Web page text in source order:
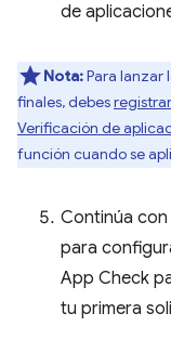
de
Nota:Para lanzar
finales, debes
Verificación de
función cuando se
Continúa
para
App Check
tu primera